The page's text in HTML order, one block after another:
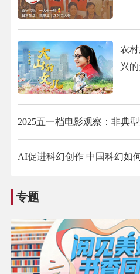
农
兴
2025五一档电影观察：非典
AI促进科幻创作 中国科幻如
专题